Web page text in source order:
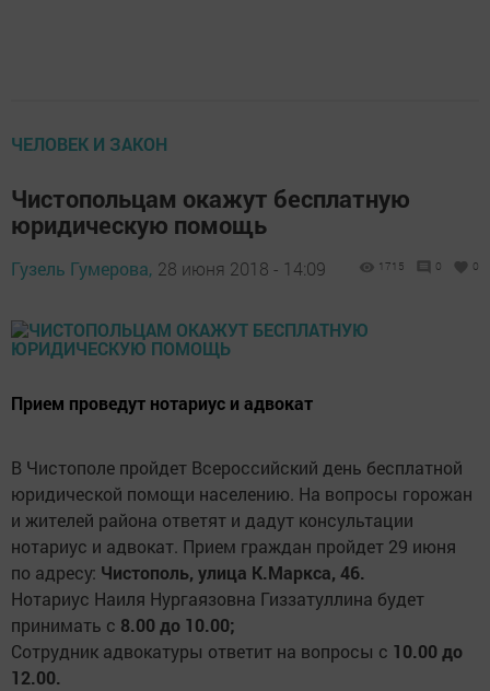
ЧЕЛОВЕК И ЗАКОН
Чистопольцам окажут бесплатную
юридическую помощь
Гузель Гумерова, 28 июня 2018 - 14:09 1715 0 0
Прием проведут нотариус и адвокат
В Чистополе пройдет Всероссийский день бесплатной
юридической помощи населению. На вопросы горожан
и жителей района ответят и дадут консультации
нотариус и адвокат. Прием граждан пройдет 29 июня
по адресу: Чистополь, улица К.Маркса, 46.
Нотариус Наиля Нургаязовна Гиззатуллина будет
принимать с 8.00 до 10.00;
Сотрудник адвокатуры ответит на вопросы с 10.00 до
12.00.